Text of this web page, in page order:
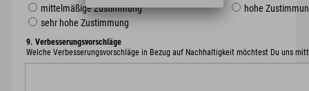
mittelmäßige Zustimmung
hohe
sehr hohe Zustimmung
9. Verbesserungsvorschläge
Welche Verbesserungsvorschläge in Bezug auf Nachhaltigkeit möchtest Du uns